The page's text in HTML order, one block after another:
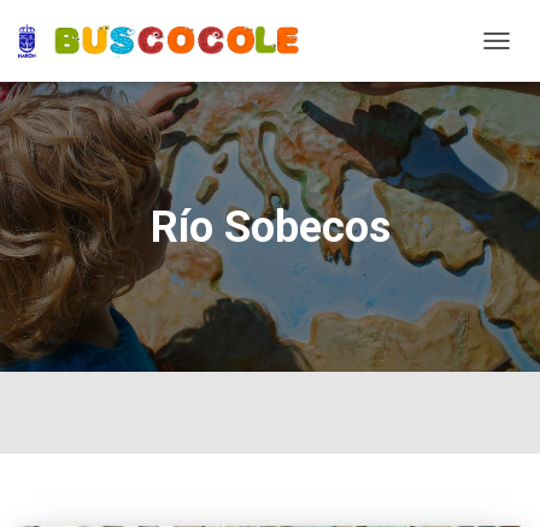
Río Sobecos